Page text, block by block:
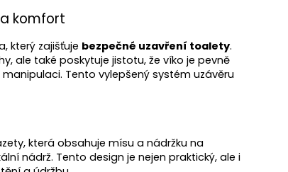
komfort
který zajišťuje bezpečné uzavření toalety.
ale také poskytuje jistotu, že víko je pevně
Tento vylepšený systém uzávěru
která obsahuje mísu a nádržku na
nádrž. Tento design je nejen praktický, ale i